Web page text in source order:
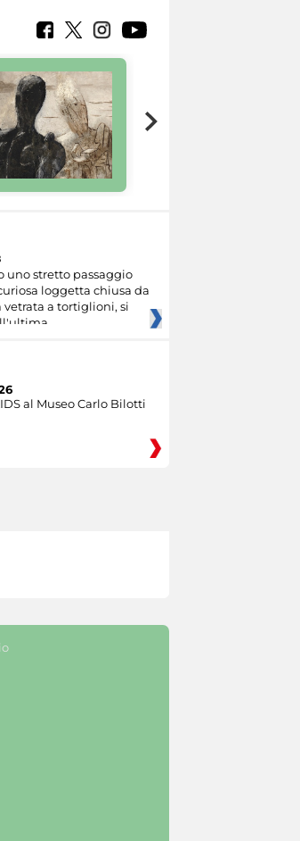
uno stretto passaggio
loggetta chiusa da
vetrata a tortiglioni, si
al Museo Carlo Bilotti